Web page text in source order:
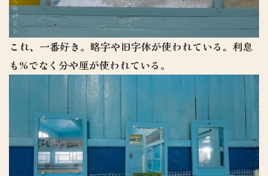
これ、一番好き。略字や旧字体が使われている。利息
も%でなく分や厘が使われている。